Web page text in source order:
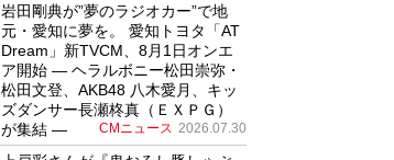
岩田剛典が”夢のラジオカー”で地
元・愛知に夢を。 愛知トヨタ「AT
Dream」新TVCM、8月1日オンエ
ア開始 ― ヘラルボニー松田崇弥・
松田文登、AKB48 八木愛月、キッ
ズダンサー長瀬柊真（ＥＸＰＧ）
が集結 ―
CMニュース 2026.07.30